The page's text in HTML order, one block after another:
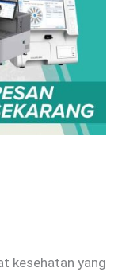
kesehatan yang